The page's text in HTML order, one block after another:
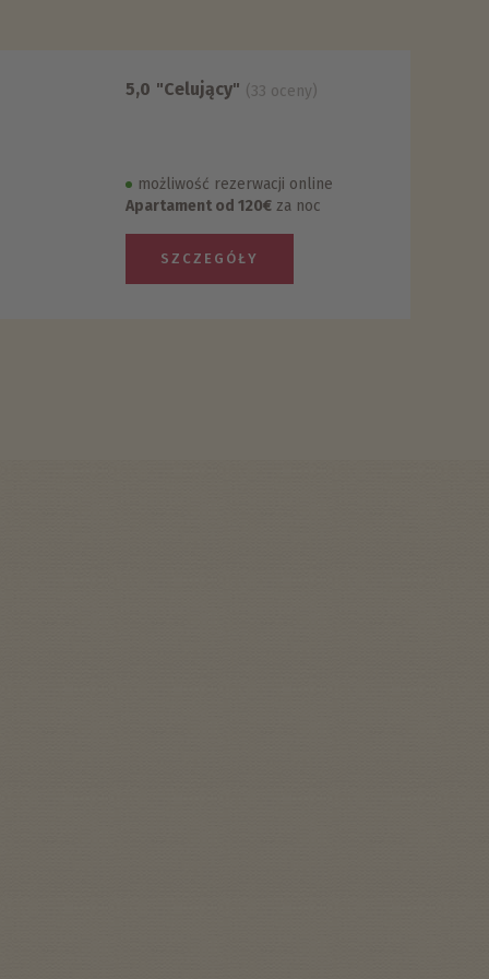
5,0 "Celujący" (33 oceny)
możliwość rezerwacji online
Apartament od 120€ za noc
SZCZEGÓŁY